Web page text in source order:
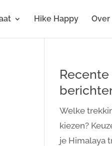
Hike Happy Over
Recente
Welke
kiezen?
je Himalaya